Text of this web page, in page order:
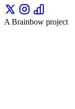
A Brainbow project